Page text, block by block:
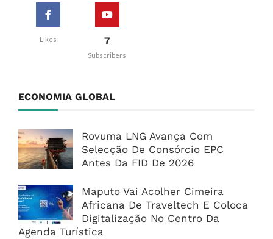
Likes 7
Subscribers
ECONOMIA GLOBAL
Rovuma LNG Avança Com
Selecção De Consórcio EPC
Antes Da FID De 2026
Maputo Vai Acolher Cimeira
Africana De Traveltech E Coloca
Digitalização No Centro Da
Agenda Turística